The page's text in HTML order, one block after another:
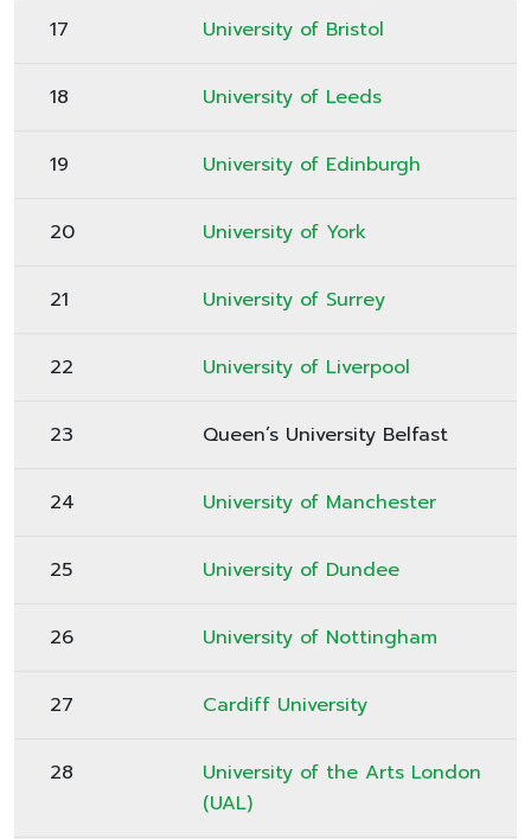
17 University of Bristol
18 University of Leeds
19 University of Edinburgh
20 University of York
21 University of Surrey
22 University of Liverpool
23 Queen’s University Belfast
24 University of Manchester
25 University of Dundee
26 University of Nottingham
27 Cardiff University
28
University of the Arts London
(UAL)